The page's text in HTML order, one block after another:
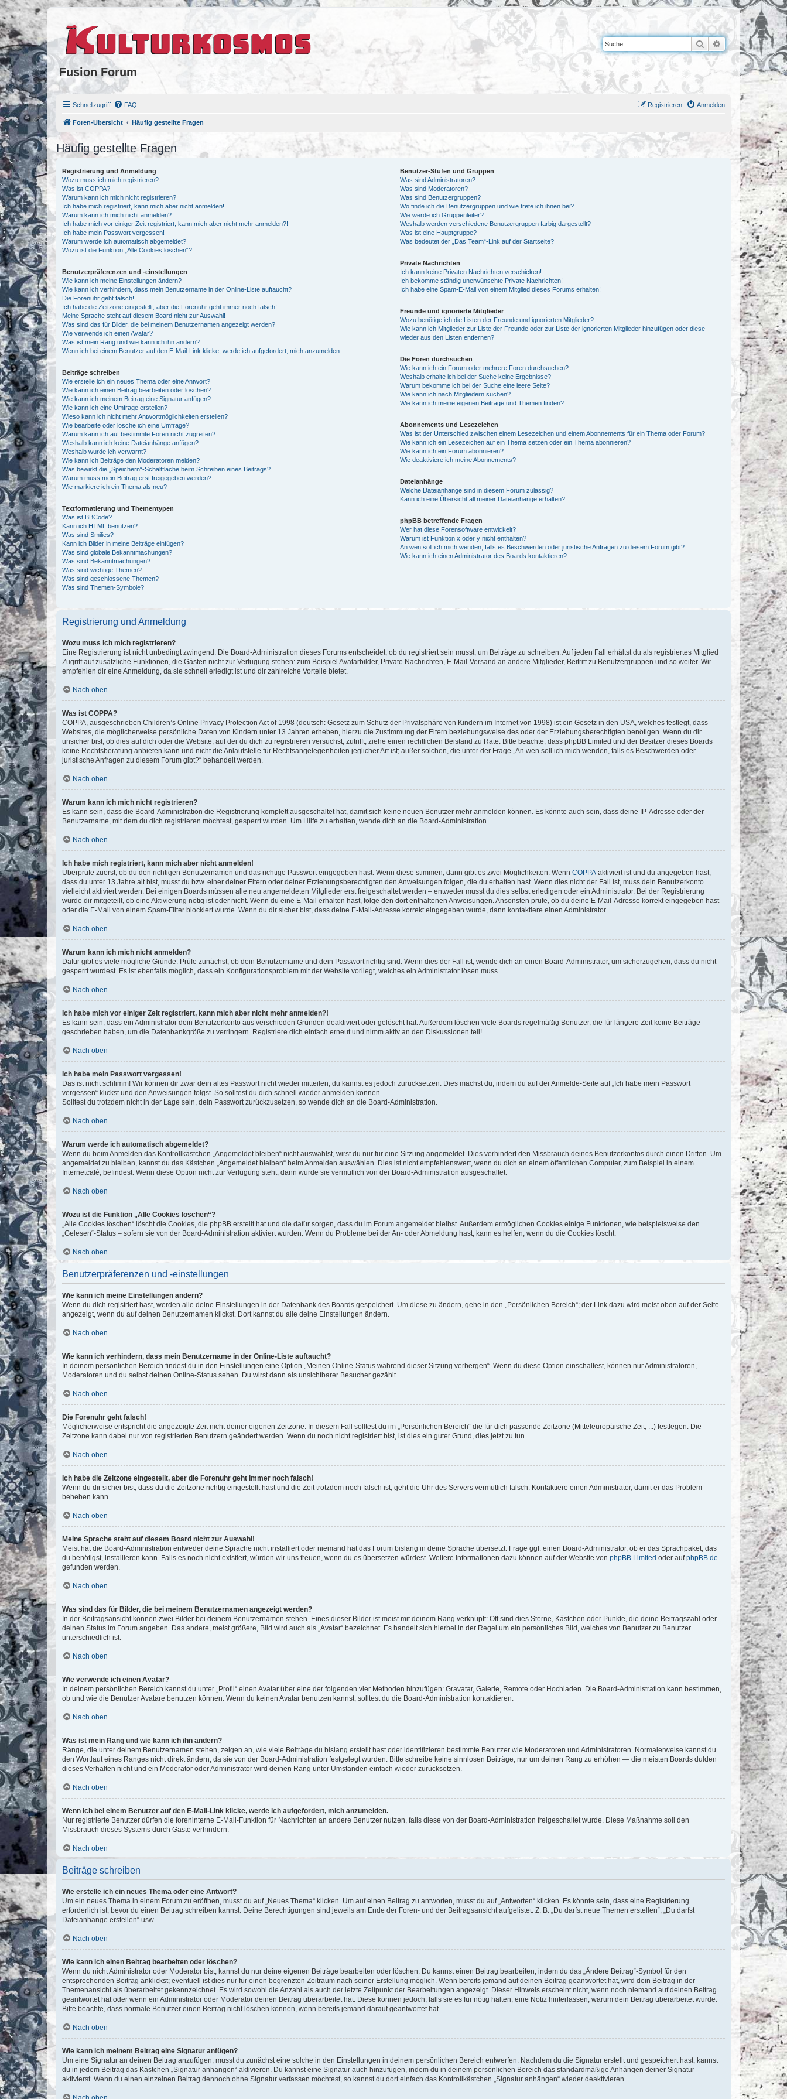
Fusion Forum
Suche Erweiterte Suche
Schnellzugriff FAQ Anmelden
Registrieren
Foren-Übersicht Häufig gestellte Fragen
Häufig gestellte Fragen
Registrierung und Anmeldung
Wozu muss ich mich registrieren?
Was ist COPPA?
Warum kann ich mich nicht registrieren?
Ich habe mich registriert, kann mich aber nicht anmelden!
Warum kann ich mich nicht anmelden?
Ich habe mich vor einiger Zeit registriert, kann mich aber nicht mehr anmelden?!
Ich habe mein Passwort vergessen!
Warum werde ich automatisch abgemeldet?
Wozu ist die Funktion „Alle Cookies löschen“?
Benutzerpräferenzen und -einstellungen
Wie kann ich meine Einstellungen ändern?
Wie kann ich verhindern, dass mein Benutzername in der Online-Liste auftaucht?
Die Forenuhr geht falsch!
Ich habe die Zeitzone eingestellt, aber die Forenuhr geht immer noch falsch!
Meine Sprache steht auf diesem Board nicht zur Auswahl!
Was sind das für Bilder, die bei meinem Benutzernamen angezeigt werden?
Wie verwende ich einen Avatar?
Was ist mein Rang und wie kann ich ihn ändern?
Wenn ich bei einem Benutzer auf den E-Mail-Link klicke, werde ich aufgefordert, mich anzumelden.
Beiträge schreiben
Wie erstelle ich ein neues Thema oder eine Antwort?
Wie kann ich einen Beitrag bearbeiten oder löschen?
Wie kann ich meinem Beitrag eine Signatur anfügen?
Wie kann ich eine Umfrage erstellen?
Wieso kann ich nicht mehr Antwortmöglichkeiten erstellen?
Wie bearbeite oder lösche ich eine Umfrage?
Warum kann ich auf bestimmte Foren nicht zugreifen?
Weshalb kann ich keine Dateianhänge anfügen?
Weshalb wurde ich verwarnt?
Wie kann ich Beiträge den Moderatoren melden?
Was bewirkt die „Speichern“-Schaltfläche beim Schreiben eines Beitrags?
Warum muss mein Beitrag erst freigegeben werden?
Wie markiere ich ein Thema als neu?
Textformatierung und Thementypen
Was ist BBCode?
Kann ich HTML benutzen?
Was sind Smilies?
Kann ich Bilder in meine Beiträge einfügen?
Was sind globale Bekanntmachungen?
Was sind Bekanntmachungen?
Was sind wichtige Themen?
Was sind geschlossene Themen?
Was sind Themen-Symbole?
Benutzer-Stufen und Gruppen
Was sind Administratoren?
Was sind Moderatoren?
Was sind Benutzergruppen?
Wo finde ich die Benutzergruppen und wie trete ich ihnen bei?
Wie werde ich Gruppenleiter?
Weshalb werden verschiedene Benutzergruppen farbig dargestellt?
Was ist eine Hauptgruppe?
Was bedeutet der „Das Team“-Link auf der Startseite?
Private Nachrichten
Ich kann keine Privaten Nachrichten verschicken!
Ich bekomme ständig unerwünschte Private Nachrichten!
Ich habe eine Spam-E-Mail von einem Mitglied dieses Forums erhalten!
Freunde und ignorierte Mitglieder
Wozu benötige ich die Listen der Freunde und ignorierten Mitglieder?
Wie kann ich Mitglieder zur Liste der Freunde oder zur Liste der ignorierten Mitglieder hinzufügen oder diese
wieder aus den Listen entfernen?
Die Foren durchsuchen
Wie kann ich ein Forum oder mehrere Foren durchsuchen?
Weshalb erhalte ich bei der Suche keine Ergebnisse?
Warum bekomme ich bei der Suche eine leere Seite?
Wie kann ich nach Mitgliedern suchen?
Wie kann ich meine eigenen Beiträge und Themen finden?
Abonnements und Lesezeichen
Was ist der Unterschied zwischen einem Lesezeichen und einem Abonnements für ein Thema oder Forum?
Wie kann ich ein Lesezeichen auf ein Thema setzen oder ein Thema abonnieren?
Wie kann ich ein Forum abonnieren?
Wie deaktiviere ich meine Abonnements?
Dateianhänge
Welche Dateianhänge sind in diesem Forum zulässig?
Kann ich eine Übersicht all meiner Dateianhänge erhalten?
phpBB betreffende Fragen
Wer hat diese Forensoftware entwickelt?
Warum ist Funktion x oder y nicht enthalten?
An wen soll ich mich wenden, falls es Beschwerden oder juristische Anfragen zu diesem Forum gibt?
Wie kann ich einen Administrator des Boards kontaktieren?
Registrierung und Anmeldung
Wozu muss ich mich registrieren?
Eine Registrierung ist nicht unbedingt zwingend. Die Board-Administration dieses Forums entscheidet, ob du registriert sein musst, um Beiträge zu schreiben. Auf jeden Fall erhältst du als registriertes Mitglied
Zugriff auf zusätzliche Funktionen, die Gästen nicht zur Verfügung stehen: zum Beispiel Avatarbilder, Private Nachrichten, E-Mail-Versand an andere Mitglieder, Beitritt zu Benutzergruppen und so weiter. Wir
empfehlen dir eine Anmeldung, da sie schnell erledigt ist und dir zahlreiche Vorteile bietet.
Nach oben
Was ist COPPA?
COPPA, ausgeschrieben Children’s Online Privacy Protection Act of 1998 (deutsch: Gesetz zum Schutz der Privatsphäre von Kindern im Internet von 1998) ist ein Gesetz in den USA, welches festlegt, dass
Websites, die möglicherweise persönliche Daten von Kindern unter 13 Jahren erheben, hierzu die Zustimmung der Eltern beziehungsweise des oder der Erziehungsberechtigten benötigen. Wenn du dir
unsicher bist, ob dies auf dich oder die Website, auf der du dich zu registrieren versuchst, zutrifft, ziehe einen rechtlichen Beistand zu Rate. Bitte beachte, dass phpBB Limited und der Besitzer dieses Boards
keine Rechtsberatung anbieten kann und nicht die Anlaufstelle für Rechtsangelegenheiten jeglicher Art ist; außer solchen, die unter der Frage „An wen soll ich mich wenden, falls es Beschwerden oder
juristische Anfragen zu diesem Forum gibt?“ behandelt werden.
Nach oben
Warum kann ich mich nicht registrieren?
Es kann sein, dass die Board-Administration die Registrierung komplett ausgeschaltet hat, damit sich keine neuen Benutzer mehr anmelden können. Es könnte auch sein, dass deine IP-Adresse oder der
Benutzername, mit dem du dich registrieren möchtest, gesperrt wurden. Um Hilfe zu erhalten, wende dich an die Board-Administration.
Nach oben
Ich habe mich registriert, kann mich aber nicht anmelden!
Überprüfe zuerst, ob du den richtigen Benutzernamen und das richtige Passwort eingegeben hast. Wenn diese stimmen, dann gibt es zwei Möglichkeiten. Wenn COPPA aktiviert ist und du angegeben hast,
dass du unter 13 Jahre alt bist, musst du bzw. einer deiner Eltern oder deiner Erziehungsberechtigten den Anweisungen folgen, die du erhalten hast. Wenn dies nicht der Fall ist, muss dein Benutzerkonto
vielleicht aktiviert werden. Bei einigen Boards müssen alle neu angemeldeten Mitglieder erst freigeschaltet werden – entweder musst du dies selbst erledigen oder ein Administrator. Bei der Registrierung
wurde dir mitgeteilt, ob eine Aktivierung nötig ist oder nicht. Wenn du eine E-Mail erhalten hast, folge den dort enthaltenen Anweisungen. Ansonsten prüfe, ob du deine E-Mail-Adresse korrekt eingegeben hast
oder die E-Mail von einem Spam-Filter blockiert wurde. Wenn du dir sicher bist, dass deine E-Mail-Adresse korrekt eingegeben wurde, dann kontaktiere einen Administrator.
Nach oben
Warum kann ich mich nicht anmelden?
Dafür gibt es viele mögliche Gründe. Prüfe zunächst, ob dein Benutzername und dein Passwort richtig sind. Wenn dies der Fall ist, wende dich an einen Board-Administrator, um sicherzugehen, dass du nicht
gesperrt wurdest. Es ist ebenfalls möglich, dass ein Konfigurationsproblem mit der Website vorliegt, welches ein Administrator lösen muss.
Nach oben
Ich habe mich vor einiger Zeit registriert, kann mich aber nicht mehr anmelden?!
Es kann sein, dass ein Administrator dein Benutzerkonto aus verschieden Gründen deaktiviert oder gelöscht hat. Außerdem löschen viele Boards regelmäßig Benutzer, die für längere Zeit keine Beiträge
geschrieben haben, um die Datenbankgröße zu verringern. Registriere dich einfach erneut und nimm aktiv an den Diskussionen teil!
Nach oben
Ich habe mein Passwort vergessen!
Das ist nicht schlimm! Wir können dir zwar dein altes Passwort nicht wieder mitteilen, du kannst es jedoch zurücksetzen. Dies machst du, indem du auf der Anmelde-Seite auf „Ich habe mein Passwort
vergessen“ klickst und den Anweisungen folgst. So solltest du dich schnell wieder anmelden können.
Solltest du trotzdem nicht in der Lage sein, dein Passwort zurückzusetzen, so wende dich an die Board-Administration.
Nach oben
Warum werde ich automatisch abgemeldet?
Wenn du beim Anmelden das Kontrollkästchen „Angemeldet bleiben“ nicht auswählst, wirst du nur für eine Sitzung angemeldet. Dies verhindert den Missbrauch deines Benutzerkontos durch einen Dritten. Um
angemeldet zu bleiben, kannst du das Kästchen „Angemeldet bleiben“ beim Anmelden auswählen. Dies ist nicht empfehlenswert, wenn du dich an einem öffentlichen Computer, zum Beispiel in einem
Internetcafé, befindest. Wenn diese Option nicht zur Verfügung steht, dann wurde sie vermutlich von der Board-Administration ausgeschaltet.
Nach oben
Wozu ist die Funktion „Alle Cookies löschen“?
„Alle Cookies löschen“ löscht die Cookies, die phpBB erstellt hat und die dafür sorgen, dass du im Forum angemeldet bleibst. Außerdem ermöglichen Cookies einige Funktionen, wie beispielsweise den
„Gelesen“-Status – sofern sie von der Board-Administration aktiviert wurden. Wenn du Probleme bei der An- oder Abmeldung hast, kann es helfen, wenn du die Cookies löscht.
Nach oben
Benutzerpräferenzen und -einstellungen
Wie kann ich meine Einstellungen ändern?
Wenn du dich registriert hast, werden alle deine Einstellungen in der Datenbank des Boards gespeichert. Um diese zu ändern, gehe in den „Persönlichen Bereich“; der Link dazu wird meist oben auf der Seite
angezeigt, wenn du auf deinen Benutzernamen klickst. Dort kannst du alle deine Einstellungen ändern.
Nach oben
Wie kann ich verhindern, dass mein Benutzername in der Online-Liste auftaucht?
In deinem persönlichen Bereich findest du in den Einstellungen eine Option „Meinen Online-Status während dieser Sitzung verbergen“. Wenn du diese Option einschaltest, können nur Administratoren,
Moderatoren und du selbst deinen Online-Status sehen. Du wirst dann als unsichtbarer Besucher gezählt.
Nach oben
Die Forenuhr geht falsch!
Möglicherweise entspricht die angezeigte Zeit nicht deiner eigenen Zeitzone. In diesem Fall solltest du im „Persönlichen Bereich“ die für dich passende Zeitzone (Mitteleuropäische Zeit, ...) festlegen. Die
Zeitzone kann dabei nur von registrierten Benutzern geändert werden. Wenn du noch nicht registriert bist, ist dies ein guter Grund, dies jetzt zu tun.
Nach oben
Ich habe die Zeitzone eingestellt, aber die Forenuhr geht immer noch falsch!
Wenn du dir sicher bist, dass du die Zeitzone richtig eingestellt hast und die Zeit trotzdem noch falsch ist, geht die Uhr des Servers vermutlich falsch. Kontaktiere einen Administrator, damit er das Problem
beheben kann.
Nach oben
Meine Sprache steht auf diesem Board nicht zur Auswahl!
Meist hat die Board-Administration entweder deine Sprache nicht installiert oder niemand hat das Forum bislang in deine Sprache übersetzt. Frage ggf. einen Board-Administrator, ob er das Sprachpaket, das
du benötigst, installieren kann. Falls es noch nicht existiert, würden wir uns freuen, wenn du es übersetzen würdest. Weitere Informationen dazu können auf der Website von phpBB Limited oder aufphpBB.de
gefunden werden.
Nach oben
Was sind das für Bilder, die bei meinem Benutzernamen angezeigt werden?
In der Beitragsansicht können zwei Bilder bei deinem Benutzernamen stehen. Eines dieser Bilder ist meist mit deinem Rang verknüpft: Oft sind dies Sterne, Kästchen oder Punkte, die deine Beitragszahl oder
deinen Status im Forum angeben. Das andere, meist größere, Bild wird auch als „Avatar“ bezeichnet. Es handelt sich hierbei in der Regel um ein persönliches Bild, welches von Benutzer zu Benutzer
unterschiedlich ist.
Nach oben
Wie verwende ich einen Avatar?
In deinem persönlichen Bereich kannst du unter „Profil“ einen Avatar über eine der folgenden vier Methoden hinzufügen: Gravatar, Galerie, Remote oder Hochladen. Die Board-Administration kann bestimmen,
ob und wie die Benutzer Avatare benutzen können. Wenn du keinen Avatar benutzen kannst, solltest du die Board-Administration kontaktieren.
Nach oben
Was ist mein Rang und wie kann ich ihn ändern?
Ränge, die unter deinem Benutzernamen stehen, zeigen an, wie viele Beiträge du bislang erstellt hast oder identifizieren bestimmte Benutzer wie Moderatoren und Administratoren. Normalerweise kannst du
den Wortlaut eines Ranges nicht direkt ändern, da sie von der Board-Administration festgelegt wurden. Bitte schreibe keine sinnlosen Beiträge, nur um deinen Rang zu erhöhen — die meisten Boards dulden
dieses Verhalten nicht und ein Moderator oder Administrator wird deinen Rang unter Umständen einfach wieder zurücksetzen.
Nach oben
Wenn ich bei einem Benutzer auf den E-Mail-Link klicke, werde ich aufgefordert, mich anzumelden.
Nur registrierte Benutzer dürfen die foreninterne E-Mail-Funktion für Nachrichten an andere Benutzer nutzen, falls diese von der Board-Administration freigeschaltet wurde. Diese Maßnahme soll den
Missbrauch dieses Systems durch Gäste verhindern.
Nach oben
Beiträge schreiben
Wie erstelle ich ein neues Thema oder eine Antwort?
Um ein neues Thema in einem Forum zu eröffnen, musst du auf „Neues Thema“ klicken. Um auf einen Beitrag zu antworten, musst du auf „Antworten“ klicken. Es könnte sein, dass eine Registrierung
erforderlich ist, bevor du einen Beitrag schreiben kannst. Deine Berechtigungen sind jeweils am Ende der Foren- und der Beitragsansicht aufgelistet. Z. B. „Du darfst neue Themen erstellen“, „Du darfst
Dateianhänge erstellen“ usw.
Nach oben
Wie kann ich einen Beitrag bearbeiten oder löschen?
Wenn du nicht Administrator oder Moderator bist, kannst du nur deine eigenen Beiträge bearbeiten oder löschen. Du kannst einen Beitrag bearbeiten, indem du das „Ändere Beitrag“-Symbol für den
entsprechenden Beitrag anklickst; eventuell ist dies nur für einen begrenzten Zeitraum nach seiner Erstellung möglich. Wenn bereits jemand auf deinen Beitrag geantwortet hat, wird dein Beitrag in der
Themenansicht als überarbeitet gekennzeichnet. Es wird sowohl die Anzahl als auch der letzte Zeitpunkt der Bearbeitungen angezeigt. Dieser Hinweis erscheint nicht, wenn noch niemand auf deinen Beitrag
geantwortet hat oder wenn ein Administrator oder Moderator deinen Beitrag überarbeitet hat. Diese können jedoch, falls sie es für nötig halten, eine Notiz hinterlassen, warum dein Beitrag überarbeitet wurde.
Bitte beachte, dass normale Benutzer einen Beitrag nicht löschen können, wenn bereits jemand darauf geantwortet hat.
Nach oben
Wie kann ich meinem Beitrag eine Signatur anfügen?
Um eine Signatur an deinen Beitrag anzufügen, musst du zunächst eine solche in den Einstellungen in deinem persönlichen Bereich entwerfen. Nachdem du die Signatur erstellt und gespeichert hast, kannst
du in jedem Beitrag das Kästchen „Signatur anhängen“ aktivieren. Du kannst eine Signatur auch hinzufügen, indem du in deinem persönlichen Bereich das standardmäßige Anhängen deiner Signatur
aktivierst. Wenn du einen einzelnen Beitrag dennoch ohne Signatur verfassen möchtest, so kannst du dort einfach das Kontrollkästchen „Signatur anhängen“ wieder deaktivieren.